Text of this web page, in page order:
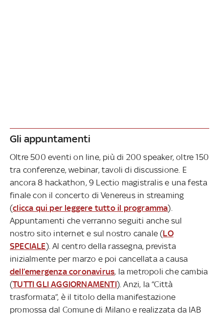
Gli appuntamenti
Oltre 500 eventi on line, più di 200 speaker, oltre 150
tra conferenze, webinar, tavoli di discussione. E
ancora 8 hackathon, 9 Lectio magistralis e una festa
finale con il concerto di Venereus in streaming
(clicca qui per leggere tutto il programma).
Appuntamenti che verranno seguiti anche sul
nostro sito internet e sul nostro canale (LO
SPECIALE). Al centro della rassegna, prevista
inizialmente per marzo e poi cancellata a causa
dell’emergenza coronavirus, la metropoli che cambia
(TUTTI GLI AGGIORNAMENTI). Anzi, la “Città
trasformata”, è il titolo della manifestazione
promossa dal Comune di Milano e realizzata da IAB